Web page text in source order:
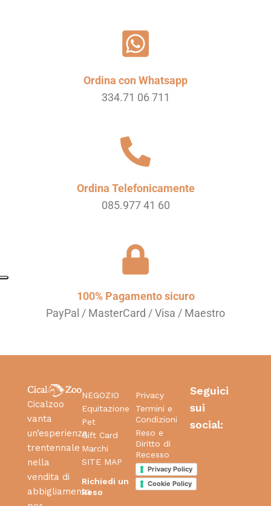
Ordina con Whatsapp
334.71 06 711
Ordina Telefonicamente
085.977 41 60
100% Pagamento sicuro
PayPal / MasterCard / Visa / Maestro
Cicalzoo
vanta
un’esperienza
trentennale
nella
vendita di
abbigliamento
NEGOZIO
Equitazione
Pet
Gift Card
Marchi
SITE MAP
Richiedi un
Reso
Privacy
Termini e
Condizioni
Reso e
Diritto di
Recesso
Privacy Policy
Cookie Policy
Seguici
sui
social: